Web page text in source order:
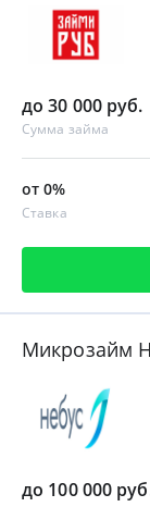
до 30 000 руб.
Сумма займа
от 0%
Ставка
Микрозайм
до 100 000